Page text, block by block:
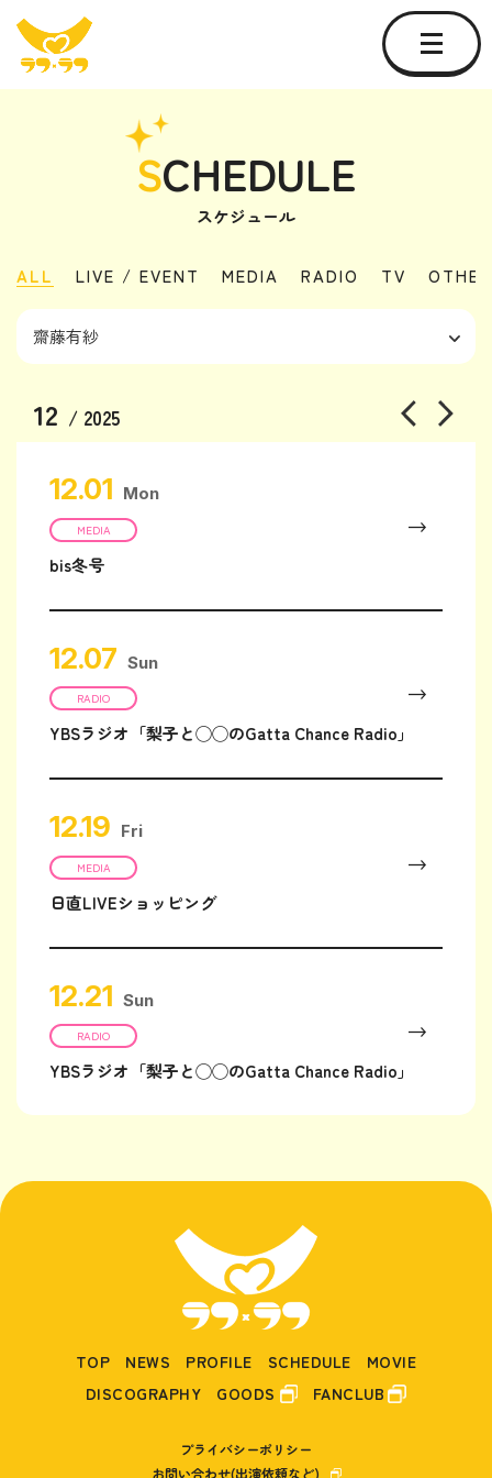
SCHEDULE
スケジュール
ALL LIVE / EVENT MEDIA RADIO TV OTHER
12 / 2025
12.01 Mon
MEDIA
bis冬号
12.07 Sun
RADIO
YBSラジオ「梨子と◯◯のGatta Chance Radio」
12.19 Fri
MEDIA
日直LIVEショッピング
12.21 Sun
RADIO
YBSラジオ「梨子と◯◯のGatta Chance Radio」
TOP NEWS PROFILE SCHEDULE
MOVIE
DISCOGRAPHY
GOODS FANCLUB
プライバシーポリシー
お問い合わせ(出演依頼など)